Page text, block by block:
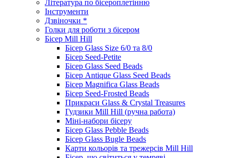
Література по бісероплетінню
Інструменти
Дзвіночки *
Голки для роботи з бісером
Бісер Mill Hill
Бісер Glass Size 6/0 та 8/0
Бісер Seed-Petite
Бісер Glass Seed Beads
Бісер Antique Glass Seed Beads
Бісер Magnifica Glass Beads
Бісер Seed-Frosted Beads
Прикраси Glass & Crystal Treasures
Гудзики Mill Hill (ручна работа)
Міні-набори бісеру
Бісер Glass Pebble Beads
Бісер Glass Bugle Beads
Карти кольорів та трежерсів Mill Hill